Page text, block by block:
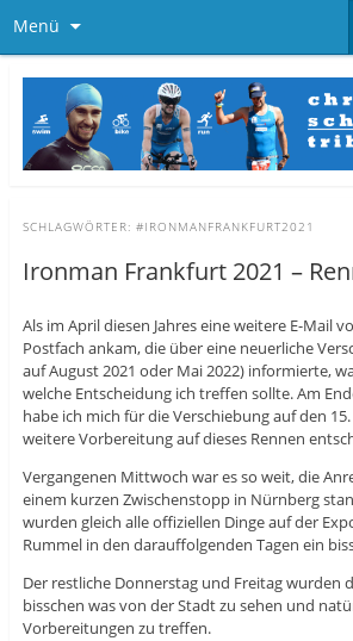
Menü
SCHLAGWÖRTER: #IRONMANFRANKFURT2021
Ironman Frankfurt 2021 –
Als im April diesen Jahres eine weitere E-Mail
Postfach ankam, die über eine neuerliche
auf August 2021 oder Mai 2022) informierte,
welche Entscheidung ich treffen sollte. Am
habe ich mich für die Verschiebung auf den
weitere Vorbereitung auf dieses Rennen
Vergangenen Mittwoch war es so weit, die
einem kurzen Zwischenstopp in Nürnberg
wurden gleich alle offiziellen Dinge auf der
Rummel in den darauffolgenden Tagen ein
Der restliche Donnerstag und Freitag wurden
bisschen was von der Stadt zu sehen und
Vorbereitungen zu treffen.